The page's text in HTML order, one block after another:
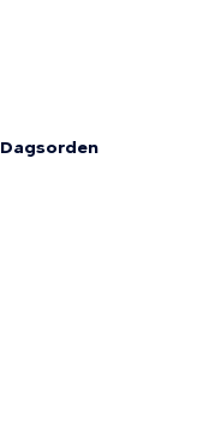
Dagsorden